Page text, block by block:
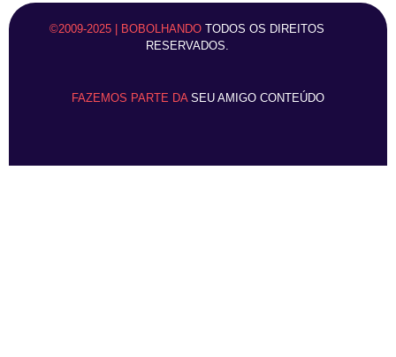
©2009-2025 | BOBOLHANDO TODOS OS DIREITOS
RESERVADOS.
FAZEMOS PARTE DA SEU AMIGO CONTEÚDO